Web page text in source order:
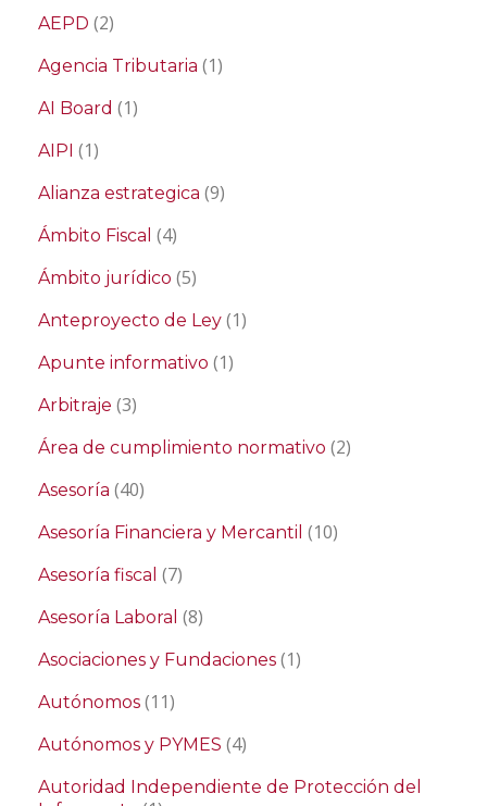
AEPD (2)
Agencia Tributaria (1)
AI Board (1)
AIPI (1)
Alianza estrategica (9)
Ámbito Fiscal (4)
Ámbito jurídico (5)
Anteproyecto de Ley (1)
Apunte informativo (1)
Arbitraje (3)
Área de cumplimiento normativo (2)
Asesoría (40)
Asesoría Financiera y Mercantil (10)
Asesoría fiscal (7)
Asesoría Laboral (8)
Asociaciones y Fundaciones (1)
Autónomos (11)
Autónomos y PYMES (4)
Autoridad Independiente de Protección del